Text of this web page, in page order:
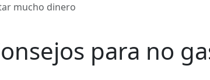
mucho dinero
para no